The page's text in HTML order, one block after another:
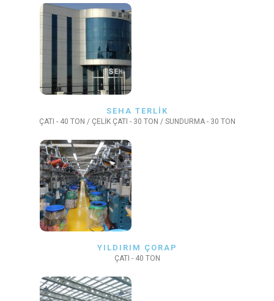
SEHA TERLİK
ÇATI - 40 TON / ÇELİK ÇATI - 30 TON / SUNDURMA - 30 TON
YILDIRIM ÇORAP
ÇATI - 40 TON